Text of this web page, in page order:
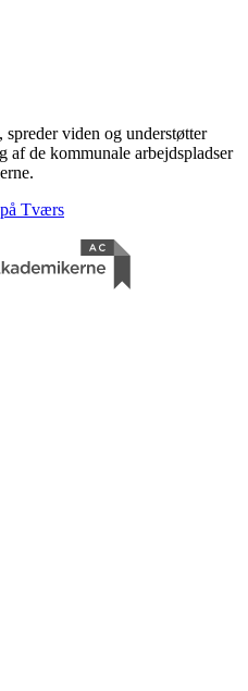
viden og understøtter
af de kommunale arbejdspladser
Tværs